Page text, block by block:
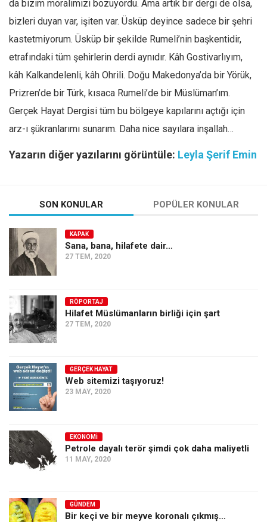
da bizim moralimizi bozuyordu. Ama artık bir dergi de olsa,
bizleri duyan var, işiten var. Üsküp deyince sadece bir şehri
kastetmiyorum. Üsküp bir şekilde Rumeli’nin başkentidir,
etrafındaki tüm şehirlerin derdi aynıdır. Kâh Gostivarlıyım,
kâh Kalkandelenli, kâh Ohrili. Doğu Makedonya’da bir Yörük,
Prizren’de bir Türk, kısaca Rumeli’de bir Müslüman’ım.
Gerçek Hayat Dergisi tüm bu bölgeye kapılarını açtığı için
arz-ı şükranlarımı sunarım. Daha nice sayılara inşallah…
Yazarın diğer yazılarını görüntüle: Leyla Şerif Emin
SON KONULAR POPÜLER KONULAR
KAPAK
Sana, bana, hilafete dair…
27 TEM, 2020
RÖPORTAJ
Hilafet Müslümanların birliği için şart
27 TEM, 2020
GERÇEK HAYAT
Web sitemizi taşıyoruz!
23 MAY, 2020
EKONOMI
Petrole dayalı terör şimdi çok daha maliyetli
11 MAY, 2020
GÜNDEM
Bir keçi ve bir meyve koronalı çıkmış…